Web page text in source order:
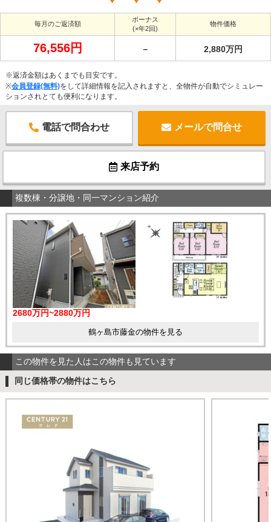
毎月のご返済額
ボーナス
(×年2回)
物件価格
76,556円 － 2,880万円
※返済金額はあくまでも目安です。
※会員登録(無料)をして詳細情報を記入されますと、全物件が自動でシミュレー
ションされとても便利になります。
電話で問合わせ メールで問合せ
来店予約
複数棟・分譲地・同一マンション紹介
2680万円~2880万円
鶴ヶ島市藤金の物件を見る
この物件を見た人はこの物件も見ています
同じ価格帯の物件はこちら